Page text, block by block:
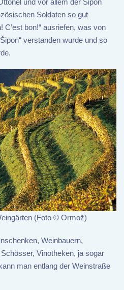
und vor allem der Šipon
Soldaten so gut
C’est bon!“ ausriefen, was von
verstanden wurde und so
(Foto © Ormož)
Weinbauern,
Vinotheken, ja sogar
man entlang der Weinstraße